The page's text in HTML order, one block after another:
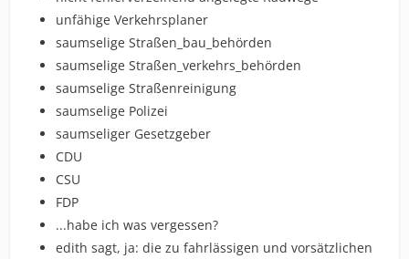
unfähige Verkehrsplaner
saumselige Straßen_bau_behörden
saumselige Straßen_verkehrs_behörden
saumselige Straßenreinigung
saumselige Polizei
saumseliger Gesetzgeber
CDU
CSU
FDP
...habe ich was vergessen?
edith sagt, ja: die zu fahrlässigen und vorsätzlichen